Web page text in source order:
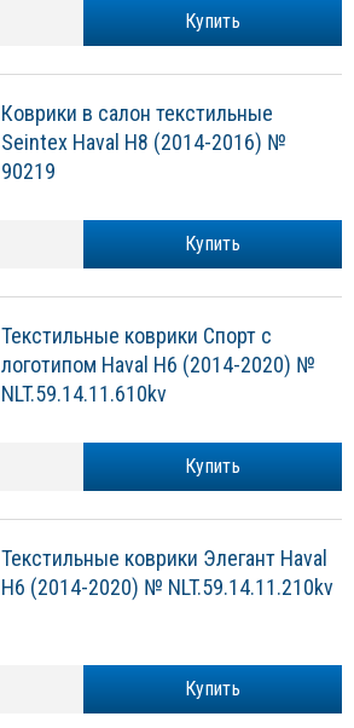
Купить
Коврики в салон текстильные
Seintex Haval H8 (2014-2016) №
90219
Купить
Текстильные коврики Спорт с
логотипом Haval H6 (2014-2020) №
NLT.59.14.11.610kv
Купить
Текстильные коврики Элегант Haval
H6 (2014-2020) № NLT.59.14.11.210kv
Купить